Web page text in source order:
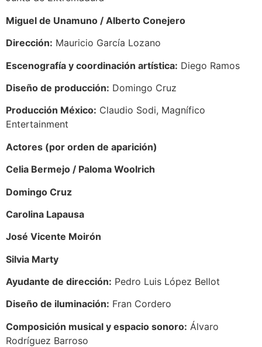
Miguel de Unamuno / Alberto Conejero
Dirección: Mauricio García Lozano
Escenografía y coordinación artística: Diego Ramos
Diseño de producción: Domingo Cruz
Producción México: Claudio Sodi, Magnífico
Entertainment
Actores (por orden de aparición)
Celia Bermejo / Paloma Woolrich
Domingo Cruz
Carolina Lapausa
José Vicente Moirón
Silvia Marty
Ayudante de dirección: Pedro Luis López Bellot
Diseño de iluminación: Fran Cordero
Composición musical y espacio sonoro: Álvaro
Rodríguez Barroso